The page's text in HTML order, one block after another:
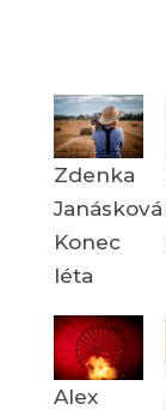
Zdenka
Janásková
Konec
léta
Alex